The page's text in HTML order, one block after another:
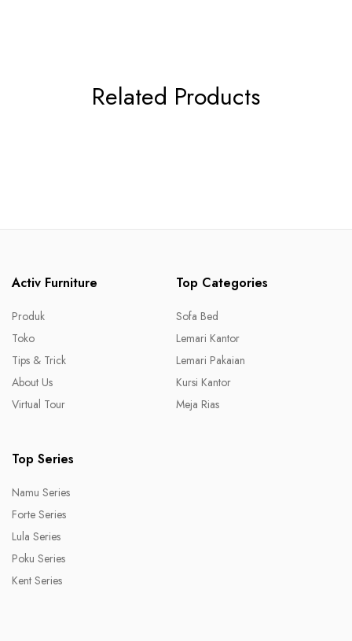
Related Products
Activ Furniture
Produk
Toko
Tips & Trick
About Us
Virtual Tour
Top Categories
Sofa Bed
Lemari Kantor
Lemari Pakaian
Kursi Kantor
Meja Rias
Top Series
Namu Series
Forte Series
Lula Series
Poku Series
Kent Series